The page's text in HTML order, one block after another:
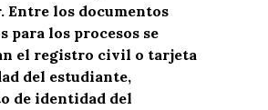
Entre los documentos
para los procesos se
el registro civil o tarjeta
del estudiante,
de identidad del